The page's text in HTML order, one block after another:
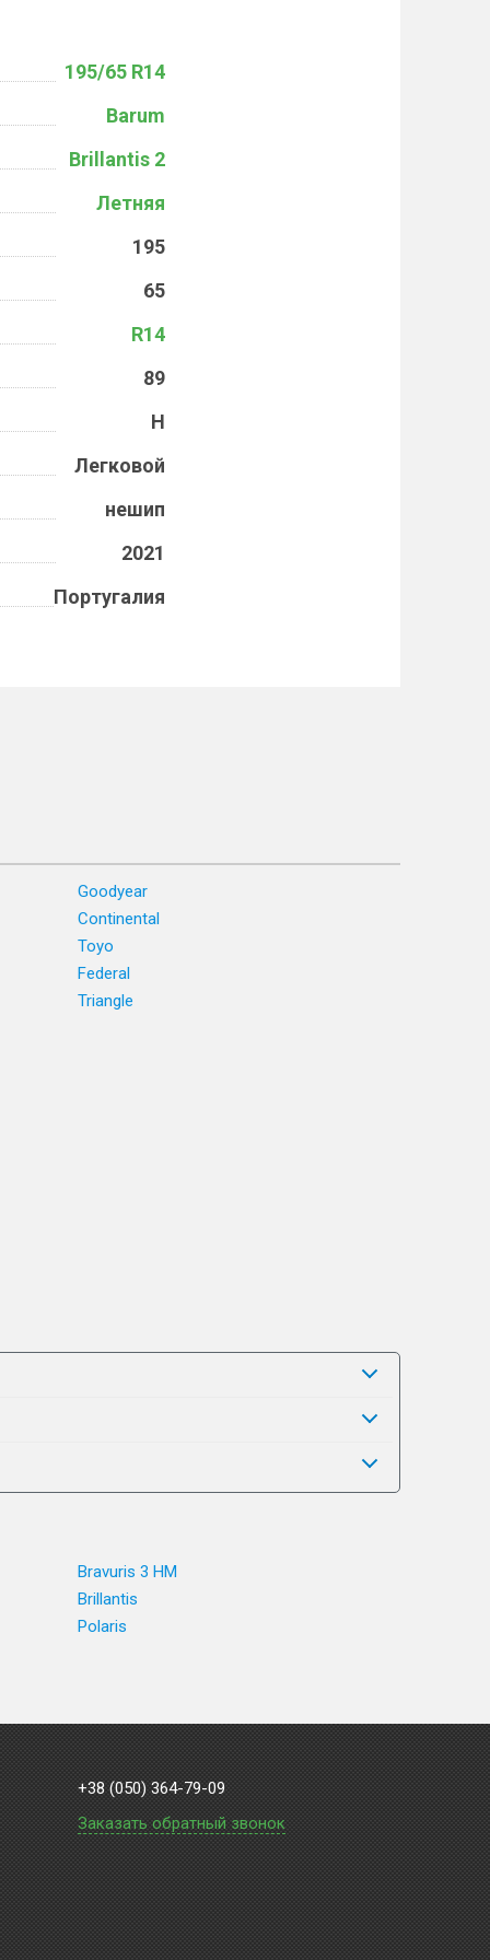
195/65 R14
Barum
Brillantis 2
Летняя
195
65
R14
89
H
Легковой
нешип
2021
Португалия
Goodyear
Continental
Toyo
Federal
Triangle
Bravuris 3 HM
Brillantis
Polaris
+38 (050) 364-79-09
Заказать обратный звонок